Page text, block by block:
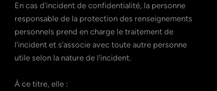
En cas d’incident de confidentialité, la personne
responsable de la protection des renseignements
personnels prend en charge le traitement de
l’incident et s’associe avec toute autre personne
utile selon la nature de l’incident.
À ce titre, elle :